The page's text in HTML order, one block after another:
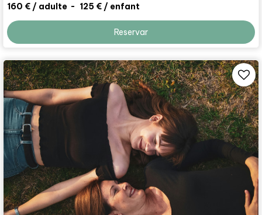
160 € / adulte 125 € / enfant
Reservar